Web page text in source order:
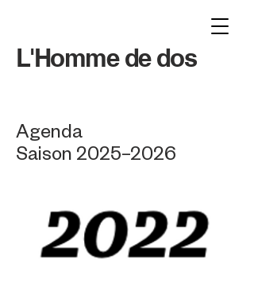
L'Homme de dos
Agenda
Saison 2025–2026